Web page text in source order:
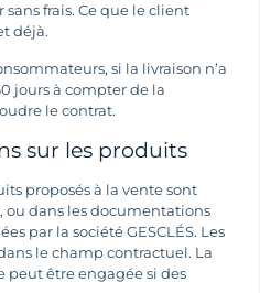
frais. Ce que le client
déjà.
si la livraison n’a
jours à compter de la
le contrat.
sur les produits
proposés à la vente sont
ou dans les documentations
par la société GESCLÉS. Les
le champ contractuel. La
peut être engagée si des